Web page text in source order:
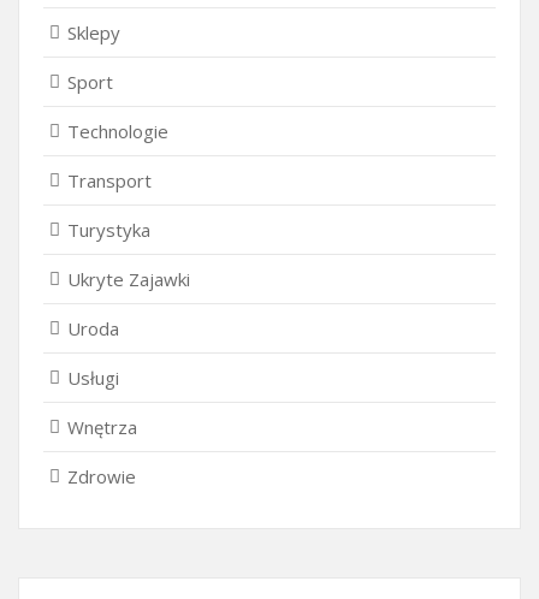
Sklepy
Sport
Technologie
Transport
Turystyka
Ukryte Zajawki
Uroda
Usługi
Wnętrza
Zdrowie